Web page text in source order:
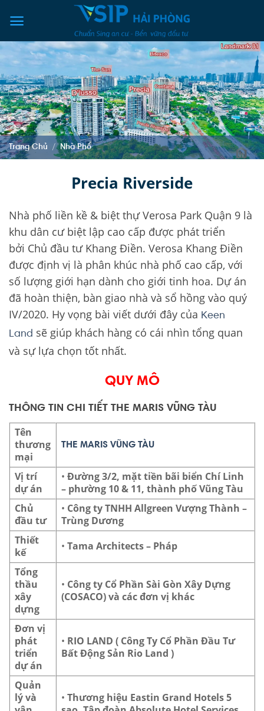
content
Trang Chủ / Nhà Phố
Precia Riverside
Nhà phố liền kề & biệt thự Verosa Park Quận 9 là
khu dân cư biệt lập cao cấp được phát triển
bởi Chủ đầu tư Khang Điền. Verosa Khang Điền
được định vị là phân khúc nhà phố cao cấp, với
số lượng giới hạn dành cho giới tinh hoa. Dự án
đã hoàn thiện, bàn giao nhà và sổ hồng vào quý
IV/2020. Hy vọng bài viết dưới đây của Keen
Land sẽ giúp khách hàng có cái nhìn tổng quan
và sự lựa chọn tốt nhất.
QUY MÔ
THÔNG TIN CHI TIẾT THE MARIS VŨNG TÀU
Tên
thương
mại
THE MARIS VŨNG TÀU
Vị trí
dự án
• Đường 3/2, mặt tiền bãi biển Chí Linh
– phường 10 & 11, thành phố Vũng Tàu
Chủ
đầu tư
• Công ty TNHH Allgreen Vượng Thành –
Trùng Dương
Thiết
kế
• Tama Architects – Pháp
Tổng
thầu
xây
dựng
• Công ty Cổ Phần Sài Gòn Xây Dựng
(COSACO) và các đơn vị khác
Đơn vị
phát
triển
dự án
• RIO LAND ( Công Ty Cổ Phần Đầu Tư
Bất Động Sản Rio Land )
Quản
lý và
• Thương hiệu Eastin Grand Hotels 5